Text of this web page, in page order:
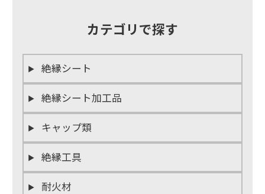
カテゴリで探す
絶縁シート
絶縁シート加工品
キャップ類
絶縁工具
耐火材